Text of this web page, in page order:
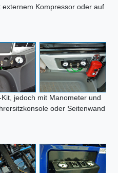
Kompressor oder auf
jedoch mit Manometer und
oder Seitenwand